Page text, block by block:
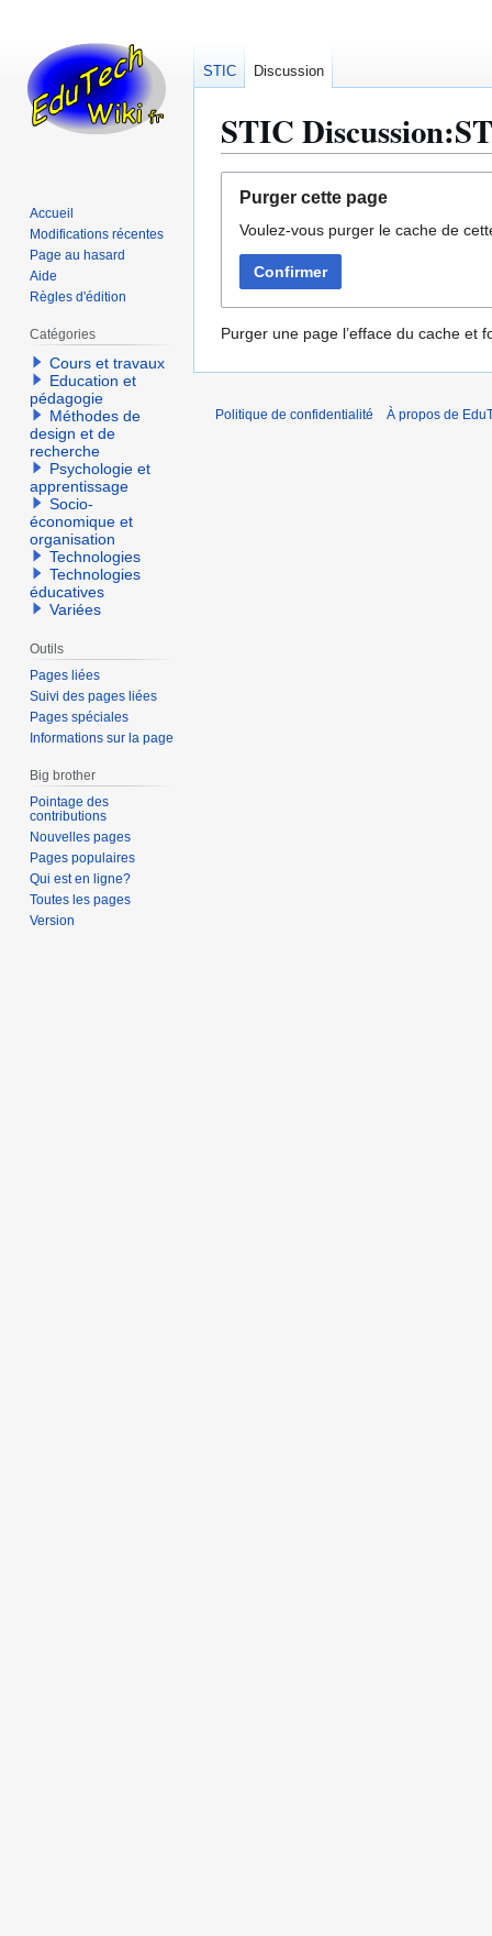
STIC
navigation
recherche
Purger cette page
Voulez-vous purger le cache de
Confirmer
Purger une page l’efface du cache et
STIC Discussion
Accueil
Modifications récentes
Page au hasard
Aide
Règles d'édition
Catégories
Cours et travaux
Education et
pédagogie
Méthodes de
design et de
recherche
Psychologie et
apprentissage
Socio-
économique et
organisation
Technologies
Technologies
éducatives
Variées
Outils
Pages liées
Suivi des pages liées
Pages spéciales
Informations sur la page
Big brother
Pointage des
contributions
Nouvelles pages
Pages populaires
Qui est en ligne?
Toutes les pages
Version
Politique de confidentialité À propos de